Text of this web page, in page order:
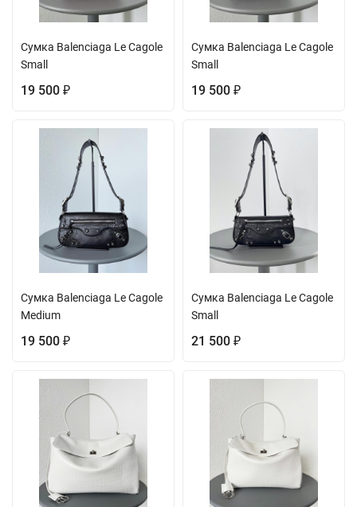
Сумка Balenciaga Le Cagole
Small
19 500 ₽
Сумка Balenciaga Le Cagole
Small
19 500 ₽
Сумка Balenciaga Le Cagole
Medium
19 500 ₽
Сумка Balenciaga Le Cagole
Small
21 500 ₽